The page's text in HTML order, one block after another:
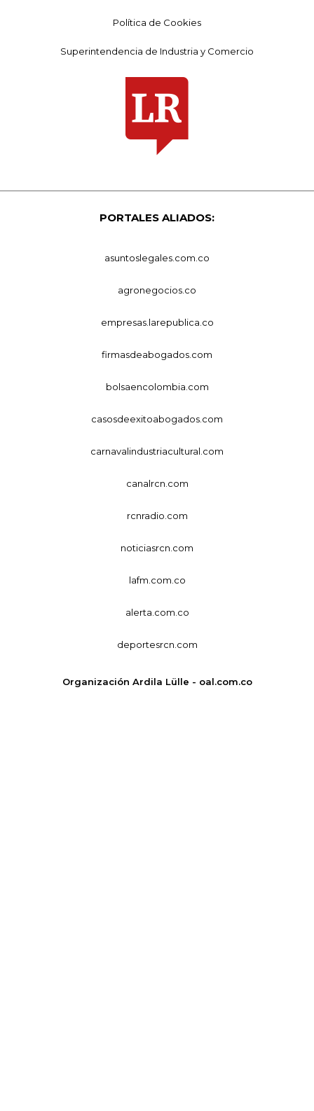
Política de Cookies
Superintendencia de Industria y Comercio
PORTALES ALIADOS:
asuntoslegales.com.co
agronegocios.co
empresas.larepublica.co
firmasdeabogados.com
bolsaencolombia.com
casosdeexitoabogados.com
carnavalindustriacultural.com
canalrcn.com
rcnradio.com
noticiasrcn.com
lafm.com.co
alerta.com.co
deportesrcn.com
Organización Ardila Lülle - oal.com.co